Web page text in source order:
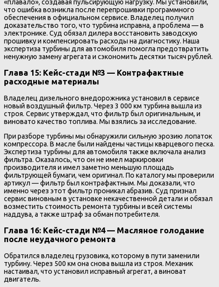
«плавало», создавая пульсирующую нагрузку. Мы установили,
что ошибка возникла после перепрошивки программного
обеспечения в официальном сервисе. Владелец получил
доказательство того, что турбина исправна, а проблема — в
электронике. Суд обязал дилера восстановить заводскую
прошивку и компенсировать расходы на диагностику. Наша
экспертиза турбины для автомобиля помогла предотвратить
ненужную замену агрегата и сэкономить десятки тысяч рублей.
Глава 15: Кейс-стади №3 — Контрафактные
расходные материалы
Владелец дизельного внедорожника установил в сервисе
новый воздушный фильтр. Через 3 000 км турбина вышла из
строя. Сервис утверждал, что фильтр был оригинальным, и
виновато качество топлива. Мы взялись за исследование.
При разборе турбины мы обнаружили сильную эрозию лопаток
компрессора. В масле были найдены частицы кварцевого песка.
Экспертиза турбины для автомобиля также включала анализ
фильтра. Оказалось, что он не имел маркировки
производителя и имел заметно меньшую площадь
фильтрующей бумаги, чем оригинал. По каталогу мы проверили
артикул — фильтр был контрафактным. Мы доказали, что
именно через этот фильтр проникал абразив. Суд признал
сервис виновным в установке некачественной детали и обязал
возместить стоимость ремонта турбины и всей системы
наддува, а также штраф за обман потребителя.
Глава 16: Кейс-стади №4 — Масляное голодание
после неудачного ремонта
Обратился владелец грузовика, которому в пути заменили
турбину. Через 500 км она снова вышла из строя. Механик
настаивал, что установил исправный агрегат, а виноват
двигатель.